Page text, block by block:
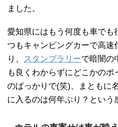
ました。
愛知県にはもう何度も車でも
つもキャンピングカーで高速
り、 スタンプラリーで暗闇の
も良くわからずにどこかの
のばっかりで(笑)、まともに
に入るのは何年ぶり？という